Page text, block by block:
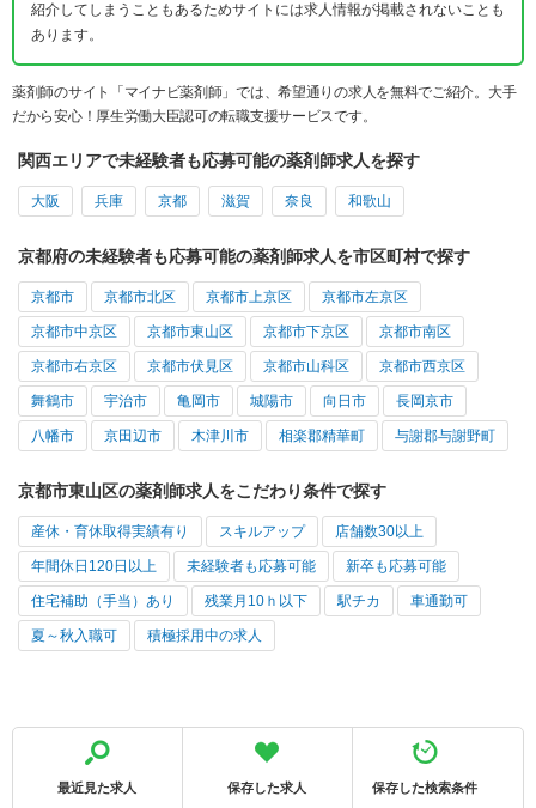
紹介してしまうこともあるためサイトには求人情報が掲載されないことも
あります。
薬剤師のサイト「マイナビ薬剤師」では、希望通りの求人を無料でご紹介。大手
だから安心！厚生労働大臣認可の転職支援サービスです。
関西エリアで未経験者も応募可能の薬剤師求人を探す
大阪 兵庫 京都 滋賀 奈良 和歌山
京都府の未経験者も応募可能の薬剤師求人を市区町村で探す
京都市 京都市北区 京都市上京区 京都市左京区
京都市中京区 京都市東山区 京都市下京区 京都市南区
京都市右京区 京都市伏見区 京都市山科区 京都市西京区
舞鶴市 宇治市 亀岡市 城陽市 向日市 長岡京市
八幡市 京田辺市 木津川市 相楽郡精華町 与謝郡与謝野町
京都市東山区の薬剤師求人をこだわり条件で探す
産休・育休取得実績有り スキルアップ 店舗数30以上
年間休日120日以上 未経験者も応募可能 新卒も応募可能
住宅補助（手当）あり 残業月10ｈ以下 駅チカ 車通勤可
夏～秋入職可 積極採用中の求人
最近見た求人 保存した求人 保存した検索条件